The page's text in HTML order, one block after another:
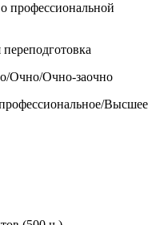
профессиональной
Очно/Очно-заочно
Высшее